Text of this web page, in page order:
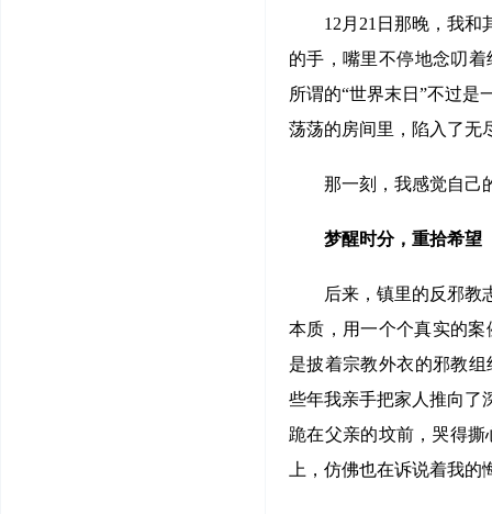
12月21日那晚，我
的手，嘴里不停地念叨
所谓的“世界末日”不过
荡荡的房间里，陷入了无
那一刻，我感觉自己
梦醒时分，重拾希望
后来，镇里的反邪教
本质，用一个个真实的案
是披着宗教外衣的邪教
些年我亲手把家人推向了
跪在父亲的坟前，哭得
上，仿佛也在诉说着我的